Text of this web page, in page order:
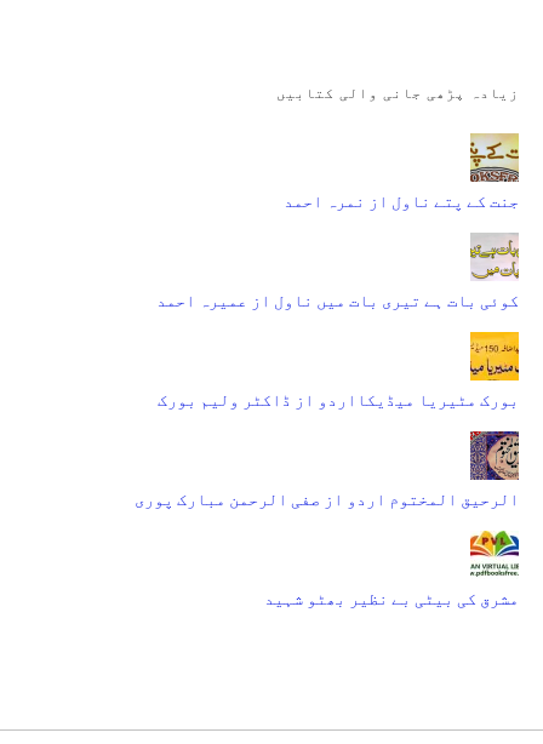
زیادہ پڑھی جانی والی کتابیں
جنت کے پتے ناول از نمرہ احمد
کوئی بات ہے تیری بات میں ناول از عمیرہ احمد
بورک مٹیریا میڈیکااردو از ڈاکٹر ولیم بورک
الرحیق المختوم اردو از صفی الرحمن مبارک پوری
مشرق کی بیٹی بے نظیر بھٹو شہید